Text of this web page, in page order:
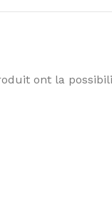
ont la